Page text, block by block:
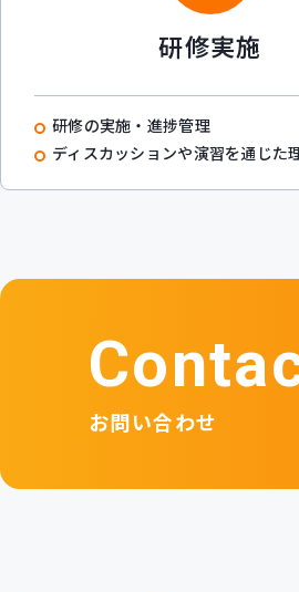
研修実施
研修の実施・進捗管理
ディスカッションや演習を通じた
お問い合わせ